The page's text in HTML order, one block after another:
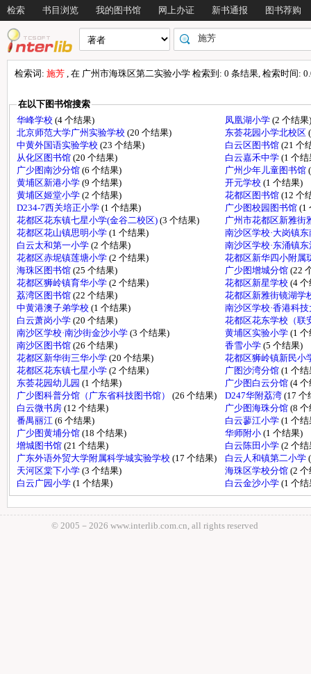
检索 书目浏览 我的图书馆 网上办证 新书通报 图书荐购
检索词: 施芳 , 在 广州市海珠区第二实验小学 检索到: 0 条结果, 检索时间:
在以下图书馆搜索
华峰学校 (4 个结果) 凤凰湖小学 (2 个结果)
北京师范大学广州实验学校 (20 个结果) 东荟花园小学北校区
中黄外国语实验学校 (23 个结果) 白云区图书馆 (21 个
从化区图书馆 (20 个结果) 白云嘉禾中学 (1 个结
广少图南沙分馆 (6 个结果) 广州少年儿童图书馆
黄埔区新港小学 (9 个结果) 开元学校 (1 个结果)
黄埔区姬堂小学 (2 个结果) 花都区图书馆 (12 个
D234-7西关培正小学 (1 个结果) 广少图校园图书馆 (1
花都区花东镇七星小学(金谷二校区) (3 个结果)
广州市花都区新雅街
花都区花山镇思明小学 (1 个结果)
南沙区学校·大岗镇
白云太和第一小学 (2 个结果)
南沙区学校·东涌镇
花都区赤坭镇莲塘小学 (2 个结果)
花都区新华四小附属
海珠区图书馆 (25 个结果) 广少图增城分馆 (22
花都区狮岭镇育华小学 (2 个结果) 花都区新星学校 (4
荔湾区图书馆 (22 个结果)
花都区新雅街镜湖学
中黄港澳子弟学校 (1 个结果)
南沙区学校·香港科
白云萧岗小学 (20 个结果)
花都区花东学校（联
南沙区学校·南沙街金沙小学 (3 个结果) 黄埔区实验小学 (1
南沙区图书馆 (26 个结果) 香雪小学 (5 个结果)
花都区新华街三华小学 (20 个结果)
花都区狮岭镇新民小
花都区花东镇七星小学 (2 个结果) 广图沙湾分馆 (1 个结
东荟花园幼儿园 (1 个结果) 广少图白云分馆 (4
广少图科普分馆（广东省科技图书馆） (26 个结果) D247华附荔湾 (17 个
白云微书房 (12 个结果) 广少图海珠分馆 (8
番禺丽江 (6 个结果) 白云蓼江小学 (1 个结
广少图黄埔分馆 (18 个结果) 华师附小 (1 个结果)
增城图书馆 (21 个结果) 白云陈田小学 (2 个结
广东外语外贸大学附属科学城实验学校 (17 个结果) 白云人和镇第二小学
天河区棠下小学 (3 个结果) 海珠区学校分馆 (2
白云广园小学 (1 个结果) 白云金沙小学 (1 个结
© 2005－ 2026 www.interlib.com.cn, all rights reserved